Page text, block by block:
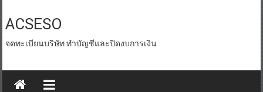
content
ACSESO
จดทะเบียนบริษัท ทำบัญชีและปิดงบการเงิน